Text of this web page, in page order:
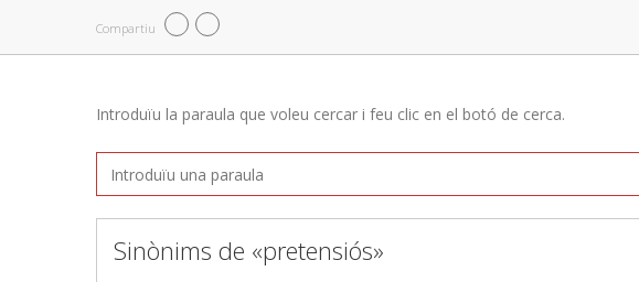
Compartiu
Introduïu la paraula que voleu cercar i feu clic en el botó de cerca.
Sinònims de «pretensiós»